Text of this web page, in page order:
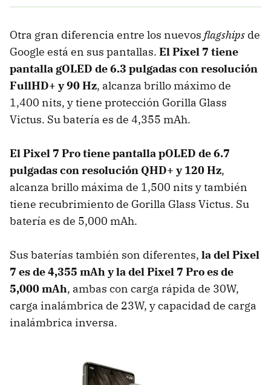
Otra gran diferencia entre los nuevos flagships de
Google está en sus pantallas. El Pixel 7 tiene
pantalla gOLED de 6.3 pulgadas con resolución
FullHD+ y 90 Hz, alcanza brillo máximo de
1,400 nits, y tiene protección Gorilla Glass
Victus. Su batería es de 4,355 mAh.
El Pixel 7 Pro tiene pantalla pOLED de 6.7
pulgadas con resolución QHD+ y 120 Hz,
alcanza brillo máxima de 1,500 nits y también
tiene recubrimiento de Gorilla Glass Victus. Su
batería es de 5,000 mAh.
Sus baterías también son diferentes, la del Pixel
7 es de 4,355 mAh y la del Pixel 7 Pro es de
5,000 mAh, ambas con carga rápida de 30W,
carga inalámbrica de 23W, y capacidad de carga
inalámbrica inversa.